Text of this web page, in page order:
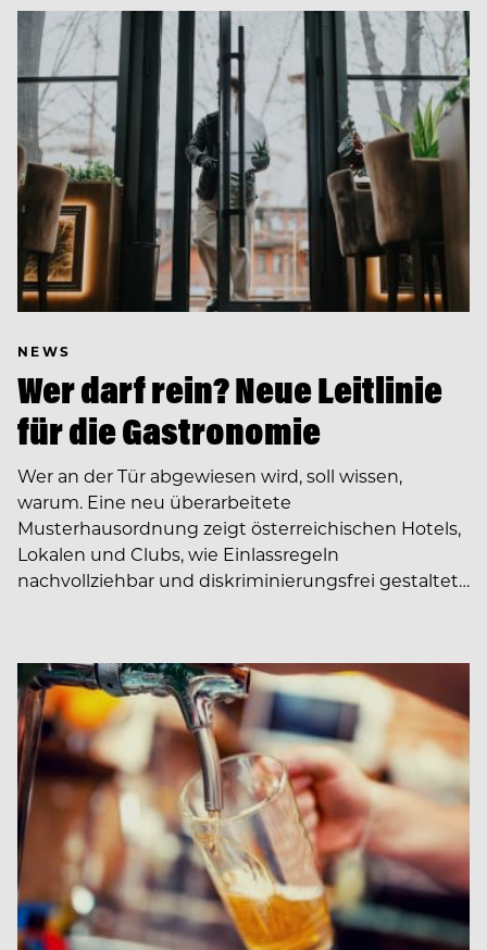
NEWS
Wer darf rein? Neue Leitlinie
für die Gastronomie
Wer an der Tür abgewiesen wird, soll wissen,
warum. Eine neu überarbeitete
Musterhausordnung zeigt österreichischen Hotels,
Lokalen und Clubs, wie Einlassregeln
nachvollziehbar und diskriminierungsfrei gestaltet…